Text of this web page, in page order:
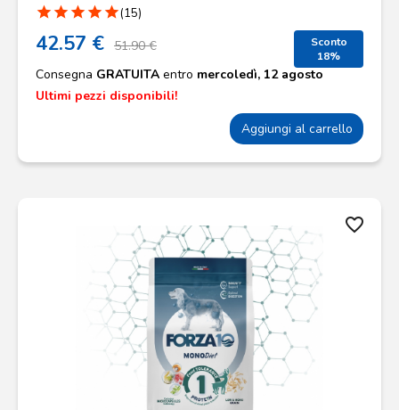
star star star star star(15)
42.57 € 51.90 €
Sconto
18%
Consegna GRATUITA entro mercoledì, 12 agosto
Ultimi pezzi disponibili!
Aggiungi al carrello
favorite_border